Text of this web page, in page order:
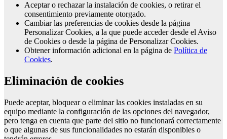
Aceptar o rechazar la instalación de cookies, o retirar el
consentimiento previamente otorgado.
Cambiar las preferencias de cookies desde la página
Personalizar Cookies, a la que puede acceder desde el Aviso
de Cookies o desde la página de Personalizar Cookies.
Obtener información adicional en la página de Política de
Cookies.
Eliminación de cookies
Puede aceptar, bloquear o eliminar las cookies instaladas en su
equipo mediante la configuración de las opciones del navegador,
pero tenga en cuenta que parte del sitio no funcionará correctamente
o que algunas de sus funcionalidades no estarán disponibles o